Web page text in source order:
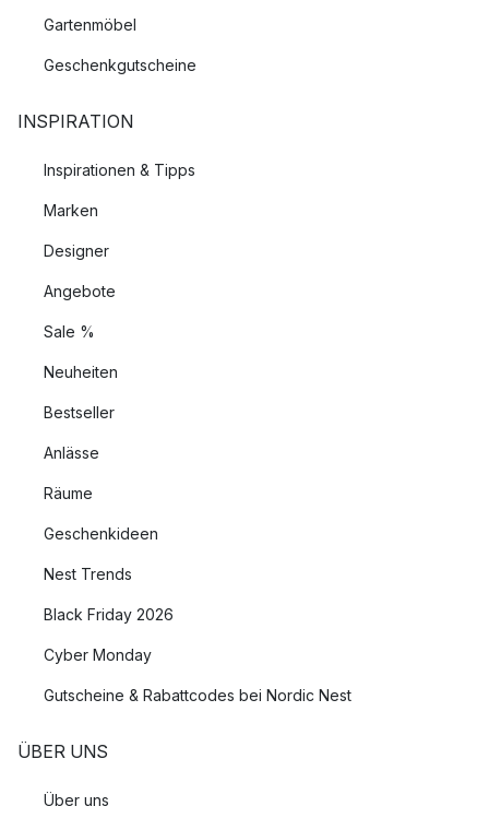
Gartenmöbel
Geschenkgutscheine
INSPIRATION
Inspirationen & Tipps
Marken
Designer
Angebote
Sale %
Neuheiten
Bestseller
Anlässe
Räume
Geschenkideen
Nest Trends
Black Friday 2026
Cyber Monday
Gutscheine & Rabattcodes bei Nordic Nest
ÜBER UNS
Über uns